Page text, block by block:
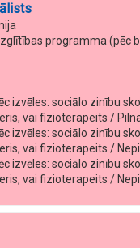
programma
izvēles: sociālo zinību
vai fizioterapeits /
izvēles: sociālo zinību
vai fizioterapeits /
izvēles: sociālo zinību
vai fizioterapeits /